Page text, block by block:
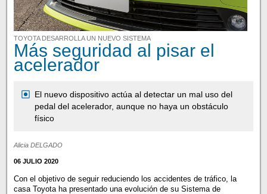
TOYOTA DESARROLLA UN NUEVO SISTEMA
Más seguridad al pisar el
acelerador
El nuevo dispositivo actúa al detectar un mal uso del
pedal del acelerador, aunque no haya un obstáculo
físico
Alicia DELGADO
06 JULIO 2020
Con el objetivo de seguir reduciendo los accidentes de tráfico, la
casa Toyota ha presentado una evolución de su Sistema de